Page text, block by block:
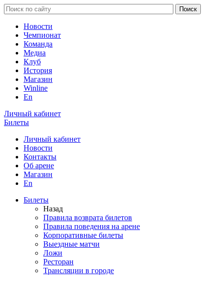
Новости
Чемпионат
Команда
Медиа
Клуб
История
Магазин
Winline
En
Личный кабинет
Билеты
Личный кабинет
Новости
Контакты
Об арене
Магазин
En
Билеты
Назад
Правила возврата билетов
Правила поведения на арене
Корпоративные билеты
Выездные матчи
Ложи
Ресторан
Трансляции в городе